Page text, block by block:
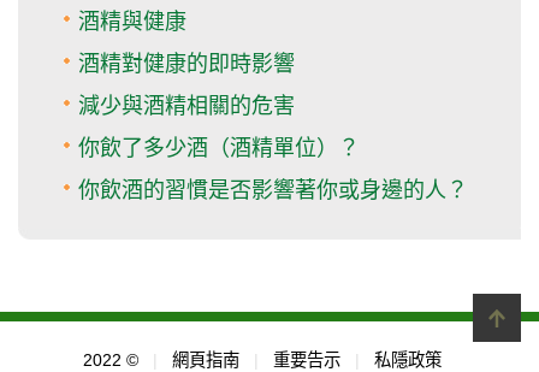
酒精與健康
酒精對健康的即時影響
減少與酒精相關的危害
你飲了多少酒（酒精單位）？
你飲酒的習慣是否影響著你或身邊的人？
2022 © | 網頁指南 | 重要告示 | 私隱政策